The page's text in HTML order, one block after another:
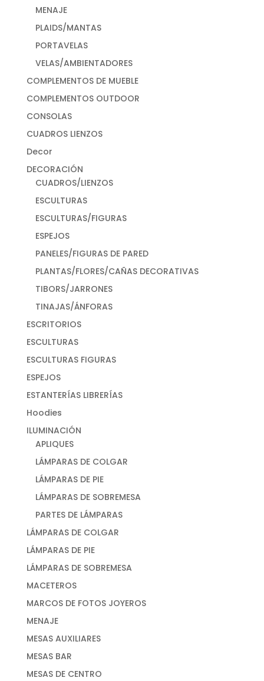
MENAJE
PLAIDS/MANTAS
PORTAVELAS
VELAS/AMBIENTADORES
COMPLEMENTOS DE MUEBLE
COMPLEMENTOS OUTDOOR
CONSOLAS
CUADROS LIENZOS
Decor
DECORACIÓN
CUADROS/LIENZOS
ESCULTURAS
ESCULTURAS/FIGURAS
ESPEJOS
PANELES/FIGURAS DE PARED
PLANTAS/FLORES/CAÑAS DECORATIVAS
TIBORS/JARRONES
TINAJAS/ÁNFORAS
ESCRITORIOS
ESCULTURAS
ESCULTURAS FIGURAS
ESPEJOS
ESTANTERÍAS LIBRERÍAS
Hoodies
ILUMINACIÓN
APLIQUES
LÁMPARAS DE COLGAR
LÁMPARAS DE PIE
LÁMPARAS DE SOBREMESA
PARTES DE LÁMPARAS
LÁMPARAS DE COLGAR
LÁMPARAS DE PIE
LÁMPARAS DE SOBREMESA
MACETEROS
MARCOS DE FOTOS JOYEROS
MENAJE
MESAS AUXILIARES
MESAS BAR
MESAS DE CENTRO